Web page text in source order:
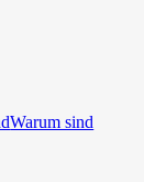
Warum sind